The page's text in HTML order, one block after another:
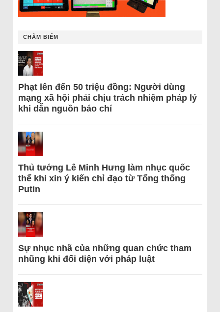
CHÂM BIẾM
Phạt lên đến 50 triệu đồng: Người dùng
mạng xã hội phải chịu trách nhiệm pháp lý
khi dẫn nguồn báo chí
Thủ tướng Lê Minh Hưng làm nhục quốc
thể khi xin ý kiến chỉ đạo từ Tổng thống
Putin
Sự nhục nhã của những quan chức tham
nhũng khi đối diện với pháp luật